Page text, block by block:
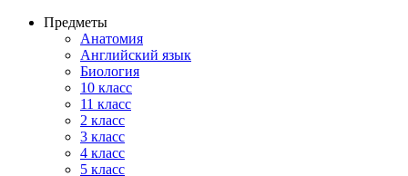
Предметы
Анатомия
Английский язык
Биология
10 класс
11 класс
2 класс
3 класс
4 класс
5 класс